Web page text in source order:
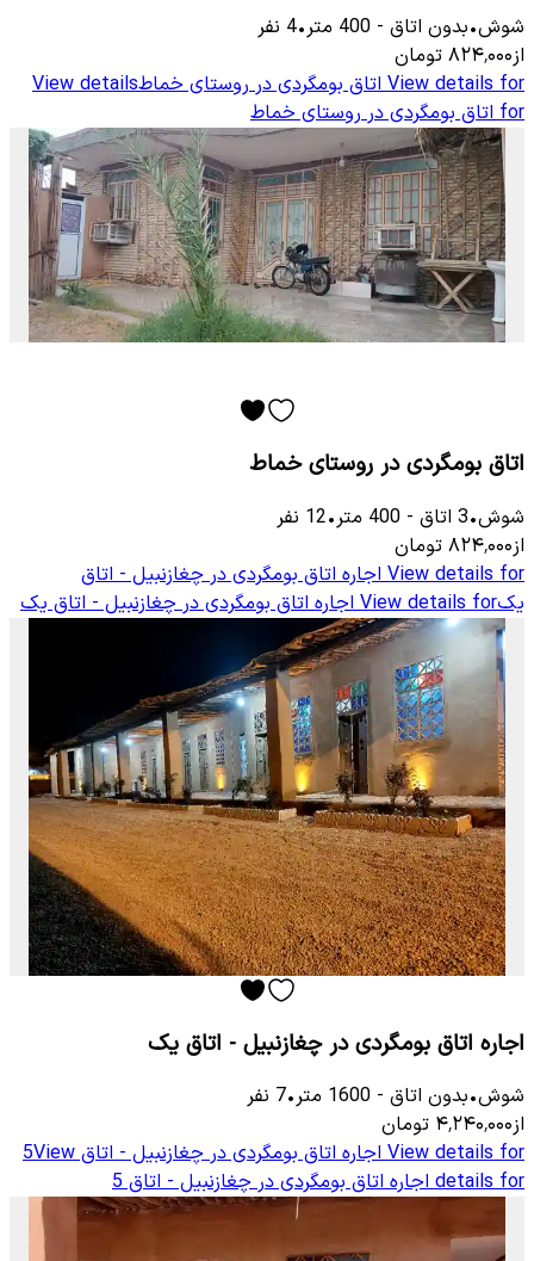
شوش•بدون اتاق -
400 متر•
4 نفر
از۸۲۴٬۰۰۰ تومان
View details for اتاق بومگردی در روستای خماطView details
for اتاق بومگردی در روستای خماط
اتاق بومگردی در روستای خماط
شوش•
3 اتاق -
400 متر•
12 نفر
از۸۲۴٬۰۰۰ تومان
View details for اجاره اتاق بومگردی در چغازنبیل - اتاق
یکView details for اجاره اتاق بومگردی در چغازنبیل - اتاق یک
اجاره اتاق بومگردی در چغازنبیل - اتاق یک
شوش•بدون اتاق -
1600 متر•
7 نفر
از۴٬۲۴۰٬۰۰۰ تومان
View details for اجاره اتاق بومگردی در چغازنبیل - اتاق 5View
details for اجاره اتاق بومگردی در چغازنبیل - اتاق 5